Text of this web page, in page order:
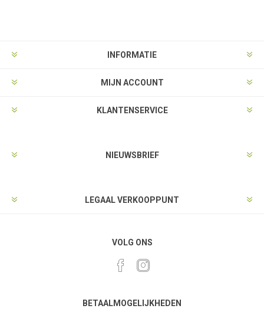
INFORMATIE
MIJN ACCOUNT
KLANTENSERVICE
NIEUWSBRIEF
LEGAAL VERKOOPPUNT
VOLG ONS
BETAALMOGELIJKHEDEN